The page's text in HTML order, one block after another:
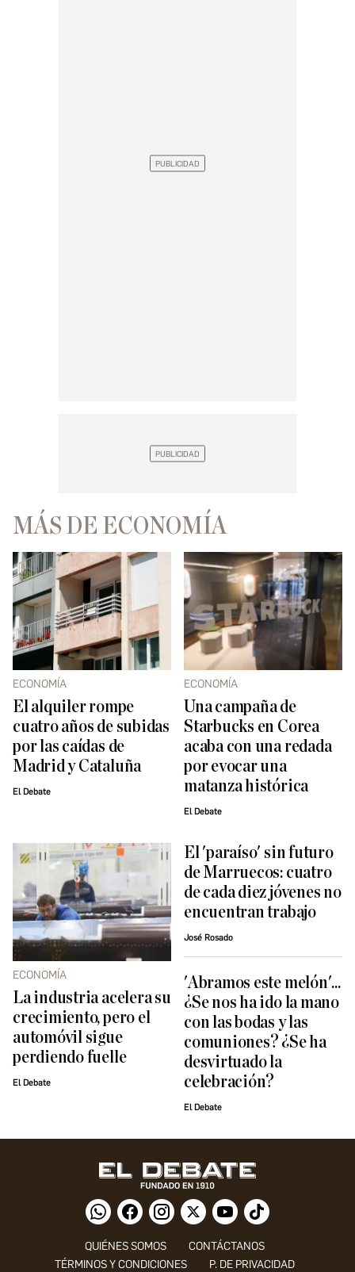
MÁS DE ECONOMÍA
ECONOMÍA
El alquiler rompe
cuatro años de subidas
por las caídas de
Madrid y Cataluña
El Debate
ECONOMÍA
Una campaña de
Starbucks en Corea
acaba con una redada
por evocar una
matanza histórica
El Debate
ECONOMÍA
La industria acelera su
crecimiento, pero el
automóvil sigue
perdiendo fuelle
El Debate
El 'paraíso' sin futuro
de Marruecos: cuatro
de cada diez jóvenes no
encuentran trabajo
José Rosado
'Abramos este melón'...
¿Se nos ha ido la mano
con las bodas y las
comuniones? ¿Se ha
desvirtuado la
celebración?
El Debate
QUIÉNES SOMOS
CONTÁCTANOS
TÉRMINOS Y CONDICIONES
P. DE PRIVACIDAD